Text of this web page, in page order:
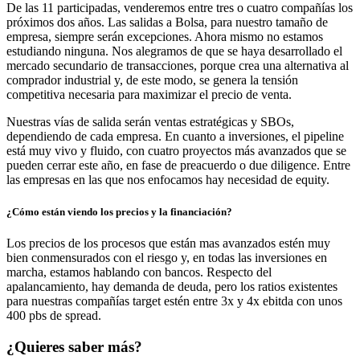
De las 11 participadas, venderemos entre tres o cuatro compañías los
próximos dos años. Las salidas a Bolsa, para nuestro tamaño de
empresa, siempre serán excepciones. Ahora mismo no estamos
estudiando ninguna. Nos alegramos de que se haya desarrollado el
mercado secundario de transacciones, porque crea una alternativa al
comprador industrial y, de este modo, se genera la tensión
competitiva necesaria para maximizar el precio de venta.
Nuestras vías de salida serán ventas estratégicas y SBOs,
dependiendo de cada empresa. En cuanto a inversiones, el pipeline
está muy vivo y fluido, con cuatro proyectos más avanzados que se
pueden cerrar este año, en fase de preacuerdo o due diligence. Entre
las empresas en las que nos enfocamos hay necesidad de equity.
¿Cómo están viendo los precios y la financiación?
Los precios de los procesos que están mas avanzados estén muy
bien conmensurados con el riesgo y, en todas las inversiones en
marcha, estamos hablando con bancos. Respecto del
apalancamiento, hay demanda de deuda, pero los ratios existentes
para nuestras compañías target estén entre 3x y 4x ebitda con unos
400 pbs de spread.
¿Quieres saber más?